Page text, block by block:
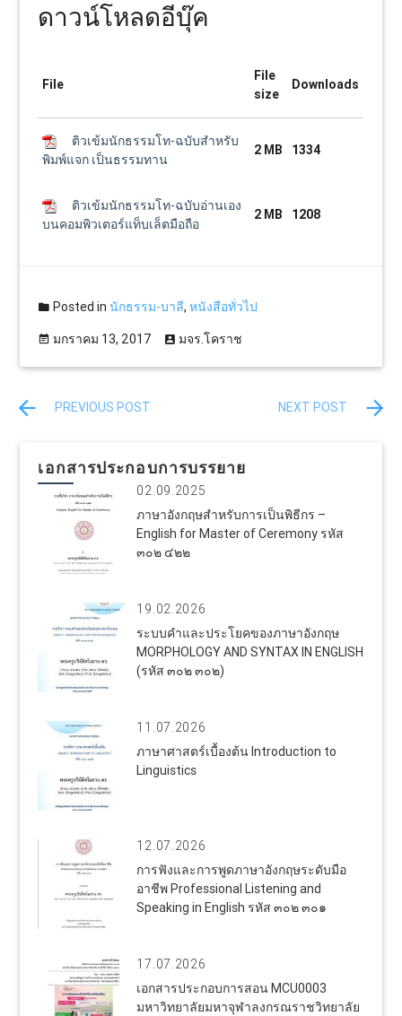
ดาวน์โหลดอีบุ๊ค
File
File
size
Downloads
ติวเข้มนักธรรมโท-ฉบับสำหรับ
พิมพ์แจก เป็นธรรมทาน
2 MB 1334
ติวเข้มนักธรรมโท-ฉบับอ่านเอง
บนคอมพิวเตอร์แท็บเล็ตมือถือ
2 MB 1208
Posted inนักธรรม-บาลี,หนังสือทั่วไป
มกราคม 13, 2017
มจร.โคราช
PREVIOUS POST NEXT POST
เอกสารประกอบการบรรยาย
02.09.2025
ภาษาอังกฤษสำหรับการเป็นพิธีกร –
English for Master of Ceremony รหัส
๓๐๒ ๔๒๒
19.02.2026
ระบบคำและประโยคของภาษาอังกฤษ
MORPHOLOGY AND SYNTAX IN ENGLISH
(รหัส ๓๐๒ ๓๐๒)
11.07.2026
ภาษาศาสตร์เบื้องต้น Introduction to
Linguistics
12.07.2026
การฟังและการพูดภาษาอังกฤษระดับมือ
อาชีพ Professional Listening and
Speaking in English รหัส ๓๐๒ ๓๐๑
17.07.2026
เอกสารประกอบการสอน MCU0003
มหาวิทยาลัยมหาจุฬาลงกรณราชวิทยาลัย